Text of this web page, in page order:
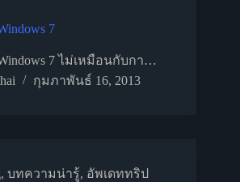
7
7 ไม่เหมือนกับกา…
กุมภาพันธ์ 16, 2013
, บทความน่ารู้, อัพเดททริป